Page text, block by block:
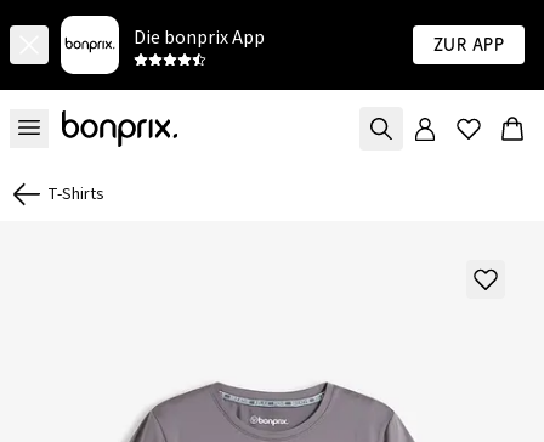
Die bonprix App Zur App
T-Shirts